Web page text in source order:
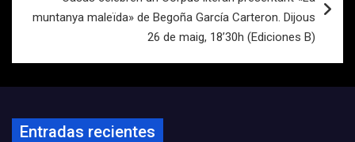
muntanya maleïda» de Begoña García Carteron. Dijous
26 de maig, 18’30h (Ediciones B)
Entradas recientes